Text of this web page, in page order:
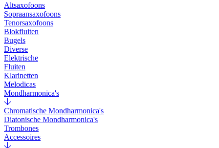
Altsaxofoons
Sopraansaxofoons
Tenorsaxofoons
Blokfluiten
Bugels
Diverse
Elektrische
Fluiten
Klarinetten
Melodicas
Mondharmonica's
Chromatische Mondharmonica's
Diatonische Mondharmonica's
Trombones
Accessoires